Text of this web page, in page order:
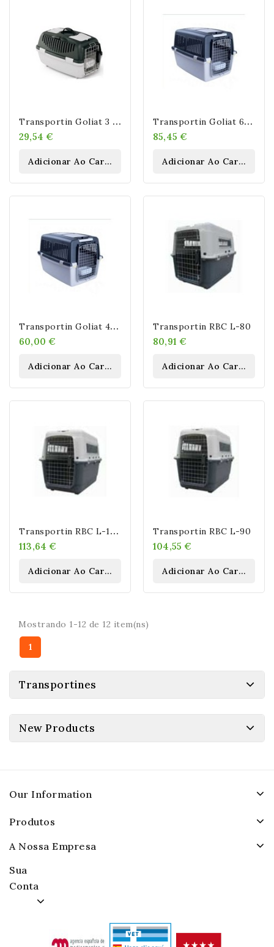
T
Ransportin Goliat 3 IATA
29,54 €
Adicionar Ao Carrinho
T
Ransportin Goliat 6 IATA
85,45 €
Adicionar Ao Carrinho
T
Ransportin Goliat 4 IATA
60,00 €
Adicionar Ao Carrinho
Transportin RBC L-80
80,91 €
Adicionar Ao Carrinho
T
Ransportin RBC L-100
113,64 €
Adicionar Ao Carrinho
Transportin RBC L-90
104,55 €
Adicionar Ao Carrinho
Mostrando 1-12 de 12 item(ns)
1
Transportines
New Products
Our Information
Produtos
A Nossa Empresa
Sua
Conta